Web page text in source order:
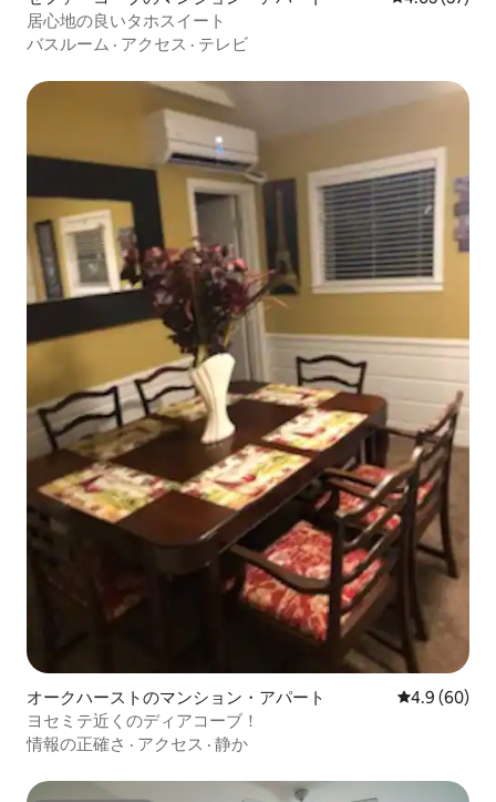
居心地の良いタホスイート
バスルーム · アクセス · テレビ
オークハーストのマンション・アパート レビュー60
4.9 (60)
ヨセミテ近くのディアコーブ！
情報の正確さ · アクセス · 静か